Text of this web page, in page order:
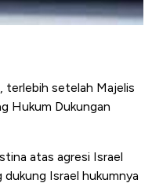
terlebih setelah Majelis
Hukum Dukungan
atas agresi Israel
Israel hukumnya